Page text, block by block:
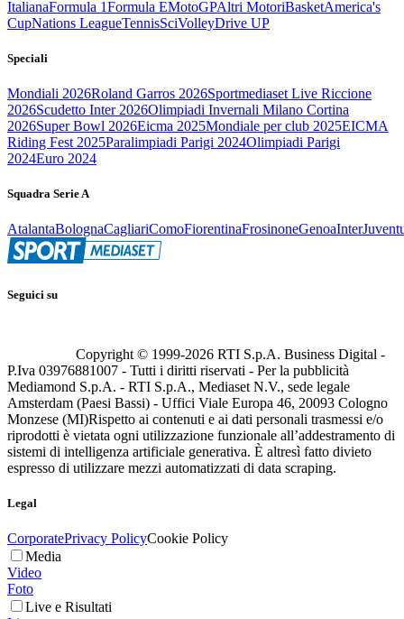
ItalianaFormula 1Formula EMotoGPAltri MotoriBasketAmerica's
CupNations LeagueTennisSciVolleyDrive UP
Speciali
Mondiali 2026Roland Garros 2026Sportmediaset Live Riccione
2026Scudetto Inter 2026Olimpiadi Invernali Milano Cortina
2026Super Bowl 2026Eicma 2025Mondiale per club 2025EICMA
Riding Fest 2025Paralimpiadi Parigi 2024Olimpiadi Parigi
2024Euro 2024
Squadra Serie A
AtalantaBolognaCagliariComoFiorentinaFrosinoneGenoaInter
Seguici su
Copyright © 1999-2026 RTI S.p.A. Business Digital -
P.Iva 03976881007 - Tutti i diritti riservati - Per la pubblicità
Mediamond S.p.A. - RTI S.p.A., Mediaset N.V., sede legale
Amsterdam (Paesi Bassi) - Uffici Viale Europa 46, 20093 Cologno
Monzese (MI)Rispetto ai contenuti e ai dati personali trasmessi e/o
riprodotti è vietata ogni utilizzazione funzionale all’addestramento di
sistemi di intelligenza artificiale generativa. È altresì fatto divieto
espresso di utilizzare mezzi automatizzati di data scraping.
Legal
CorporatePrivacy PolicyCookie Policy
Media
Video
Foto
Live e Risultati